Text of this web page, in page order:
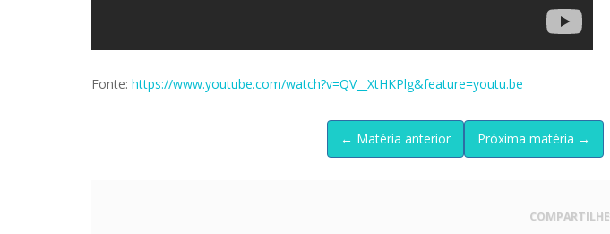
Fonte: https://www.youtube.com/watch?v=QV__XtHKPlg&feature=youtu.be
← Matéria anterior Próxima matéria →
COMPARTILHE